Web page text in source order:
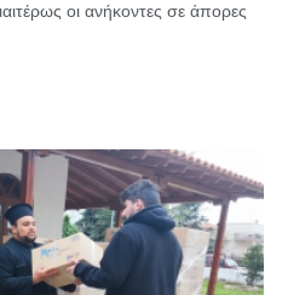
οι ανήκοντες σε άπορες